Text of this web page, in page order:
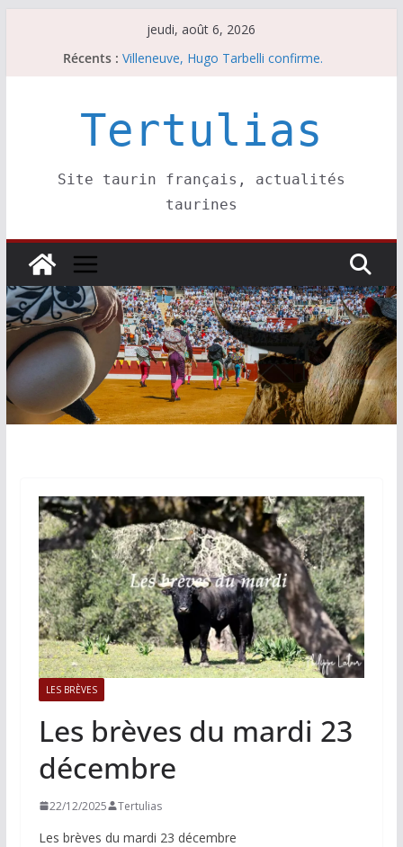
jeudi, août 6, 2026
Récents : Les brèves du mercredi 5 août
Escalafón 2026 – novilleros –
Les brèves du jeudi 6 août
Tertulias
Site taurin français, actualités
taurines
LES BRÈVES
Les brèves du mardi 23
décembre
22/12/2025 Tertulias
Les brèves du mardi 23 décembre